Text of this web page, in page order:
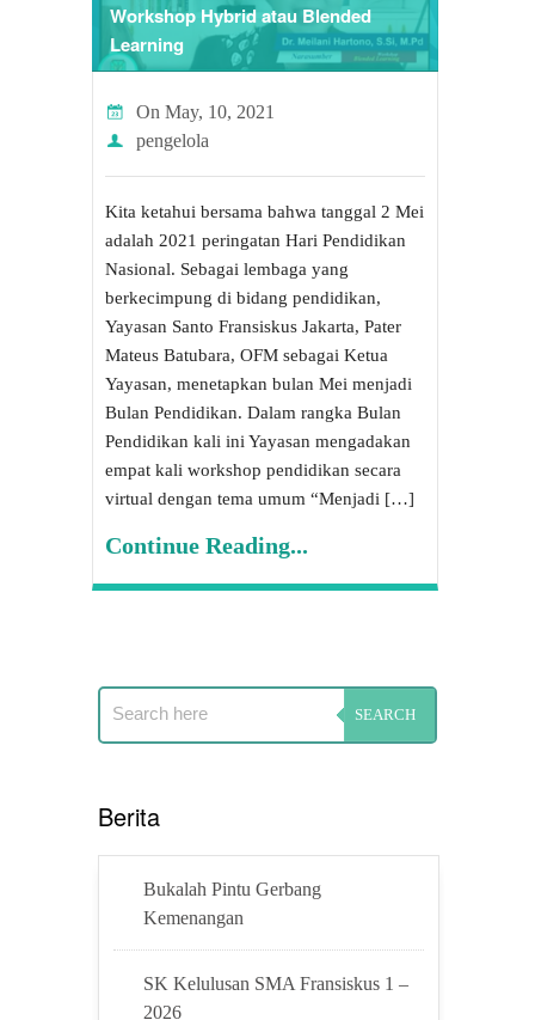
Workshop Hybrid atau Blended
Learning
On May, 10, 2021
pengelola
Kita ketahui bersama bahwa tanggal 2 Mei
adalah 2021 peringatan Hari Pendidikan
Nasional. Sebagai lembaga yang
berkecimpung di bidang pendidikan,
Yayasan Santo Fransiskus Jakarta, Pater
Mateus Batubara, OFM sebagai Ketua
Yayasan, menetapkan bulan Mei menjadi
Bulan Pendidikan. Dalam rangka Bulan
Pendidikan kali ini Yayasan mengadakan
empat kali workshop pendidikan secara
virtual dengan tema umum “Menjadi […]
Continue Reading...
Berita
Bukalah Pintu Gerbang
Kemenangan
SK Kelulusan SMA Fransiskus 1 –
2026